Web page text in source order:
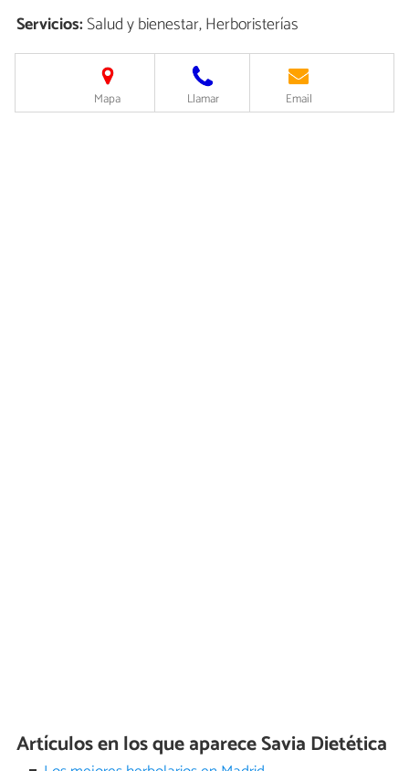
Servicios:Salud y bienestar, Herboristerías
Mapa Llamar Email
Artículos en los que aparece Savia Dietética